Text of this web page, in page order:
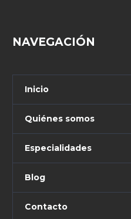
NAVEGACIÓN
Inicio
Quiénes somos
Especialidades
Blog
Contacto